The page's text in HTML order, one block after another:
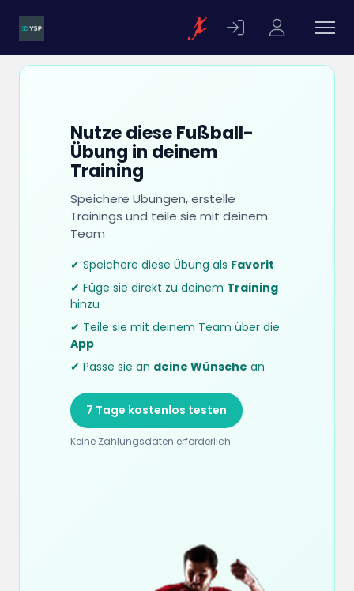
Nutze diese Fußball-
Übung in deinem
Training
Speichere Übungen, erstelle
Trainings und teile sie mit deinem
Team
✔ Speichere diese Übung als Favorit
✔ Füge sie direkt zu deinem Training
hinzu
✔ Teile sie mit deinem Team über die
App
✔ Passe sie an deine Wünsche an
7 Tage kostenlos testen
Keine Zahlungsdaten erforderlich